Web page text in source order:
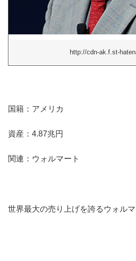
http://cdn-ak.f.st-
国籍：アメリカ
資産：4.87兆円
関連：ウォルマート
世界最大の売り上げを誇るウォル